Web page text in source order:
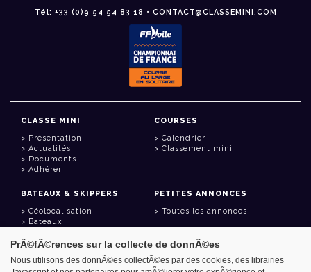
Tél: +33 (0)9 54 54 83 18 • CONTACT@CLASSEMINI.COM
CLASSE MINI
Présentation
Actualités
Documents
Adhérer
COURSES
Calendrier
Classement mini
BATEAUX & SKIPPERS
Géolocalisation
Bateaux
PETITES ANNONCES
Toutes les annonces
LIENS UTILES
PrÃ©fÃ©rences sur la collecte de donnÃ©es
Nous utilisons des donnÃ©es collectÃ©es par des cookies, des librairies